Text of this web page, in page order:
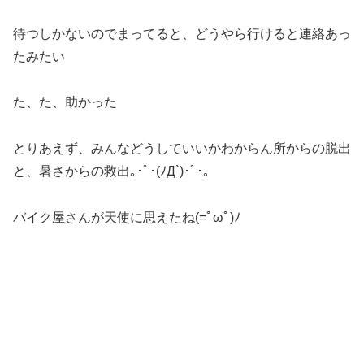
待つしかないのでまってると、どうやら行けると連絡あっ
たみたい
た、た、助かった
とりあえず、みんなどうしていいかわからん所からの脱出
と、暑さからの救出｡･ﾟ･(ﾉД`)･ﾟ･｡
バイク屋さんが天使に思えたね(=ﾟωﾟ)ﾉ